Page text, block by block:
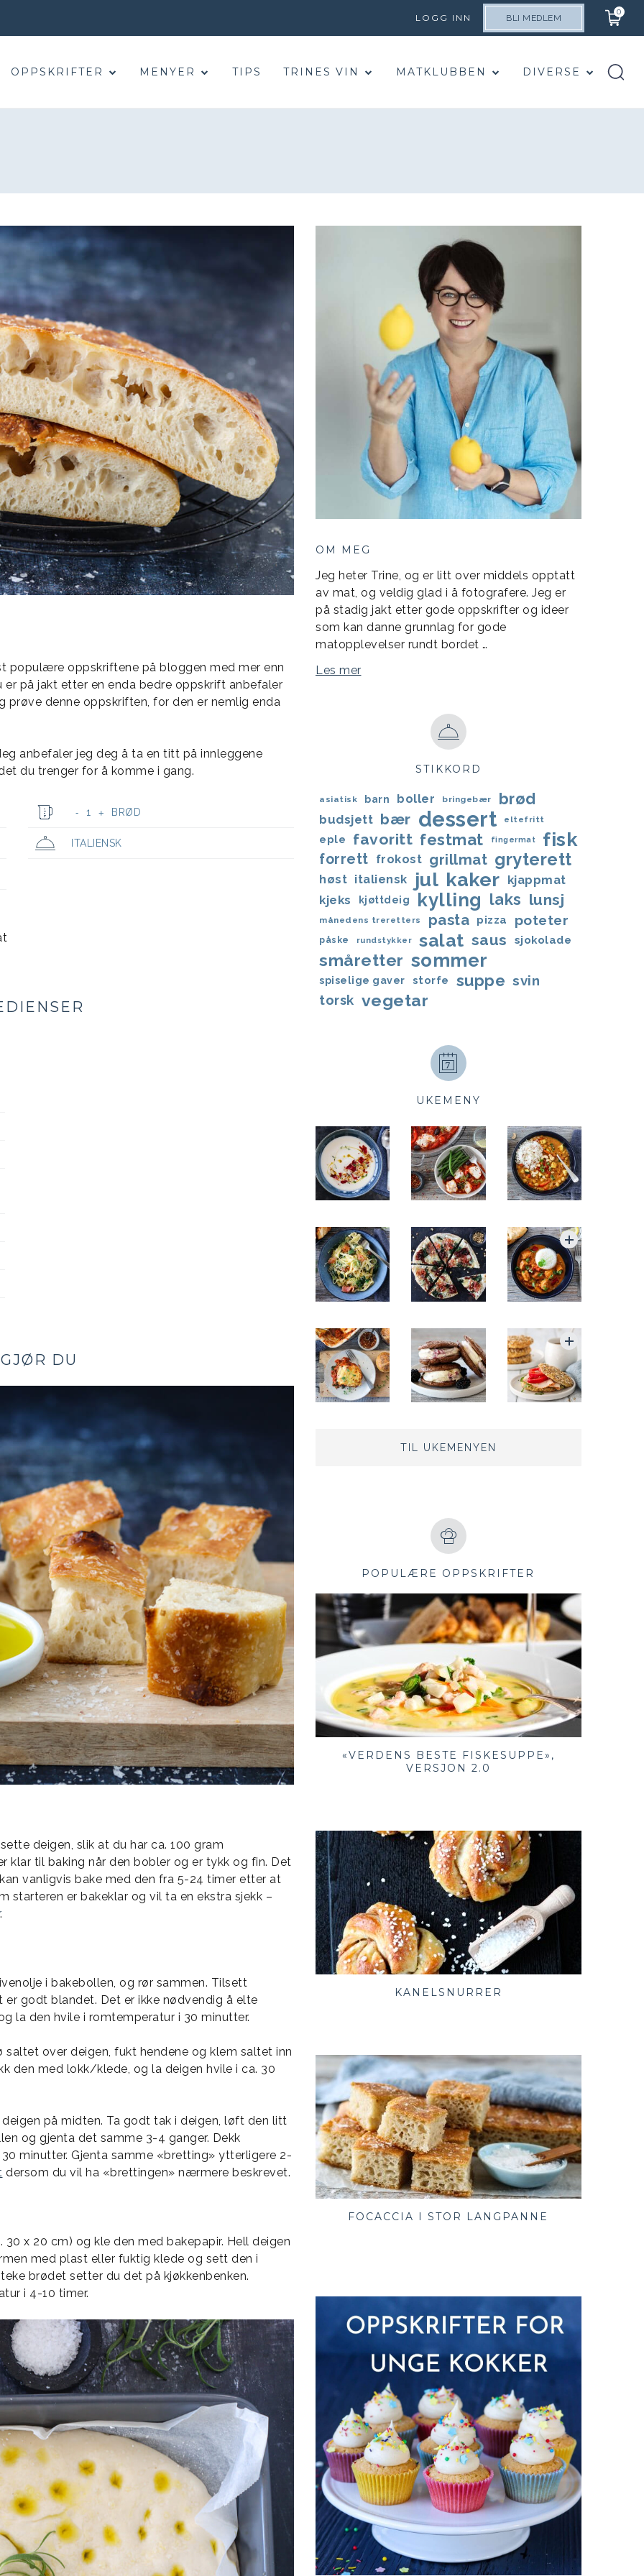
LOGG INN BLI MEDLEM
0
OPPSKRIFTER MENYER TIPS TRINES VIN MATKLUBBEN DIVERSE
populære oppskriftene på bloggen med mer enn
er på jakt etter en enda bedre oppskrift anbefaler
prøve denne oppskriften, for den er nemlig enda
anbefaler jeg deg å ta en titt på innleggene
du trenger for å komme i gang.
- 1 + BRØD
ITALIENSK
DU
deigen, slik at du har ca. 100 gram
klar til baking når den bobler og er tykk og fin. Det
vanligvis bake med den fra 5-24 timer etter at
starteren er bakeklar og vil ta en ekstra sjekk –
.
i bakebollen, og rør sammen. Tilsett
godt blandet. Det er ikke nødvendig å elte
la den hvile i romtemperatur i 30 minutter.
over deigen, fukt hendene og klem saltet inn
den med lokk/klede, og la deigen hvile i ca. 30
på midten. Ta godt tak i deigen, løft den litt
og gjenta det samme 3-4 ganger. Dekk
minutter. Gjenta samme «bretting» ytterligere 2-
dersom du vil ha «brettingen» nærmere beskrevet.
x 20 cm) og kle den med bakepapir. Hell deigen
med plast eller fuktig klede og sett den i
brødet setter du det på kjøkkenbenken.
i 4-10 timer.
OM MEG
Jeg heter Trine, og er litt over middels opptatt
av mat, og veldig glad i å fotografere. Jeg er
på stadig jakt etter gode oppskrifter og ideer
som kan danne grunnlag for gode
matopplevelser rundt bordet …
Les mer
STIKKORD
asiatisk barn boller bringebær brød
budsjett bær dessert eltefritt
eple favoritt festmat fingermat fisk
forrett frokost grillmat gryterett
høst italiensk jul kaker kjappmat
kjeks
kjøttdeig kylling laks lunsj
månedens treretters pasta pizza poteter
påske rundstykker salat saus sjokolade
småretter sommer
spiselige gaver storfe suppe svin
torsk vegetar
UKEMENY
TIL UKEMENYEN
POPULÆRE OPPSKRIFTER
«VERDENS BESTE FISKESUPPE»,
VERSJON 2.0
KANELSNURRER
FOCACCIA I STOR LANGPANNE